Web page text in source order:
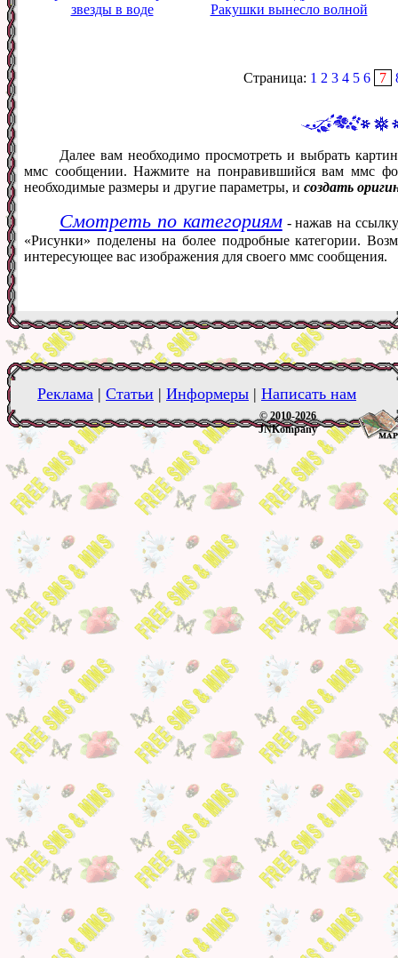
звезды в воде
Ракушки вынесло волной
Страница: 1 2 3 4 5 6 7
Далее вам необходимо просмотреть и выбрать
ммс сообщении. Нажмите на понравившийся вам ммс
необходимые размеры и другие параметры, и создать
Смотреть по категориям- нажав на
«Рисунки» поделены на более подробные категории.
интересующее вас изображения для своего ммс сообщения.
Реклама | Статьи | Информеры | Написать нам
© 2010-2026
JNKompany